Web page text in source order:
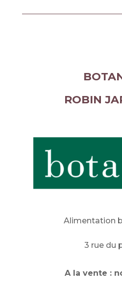
ROBIN
Alimentation
3 rue du
A la vente :